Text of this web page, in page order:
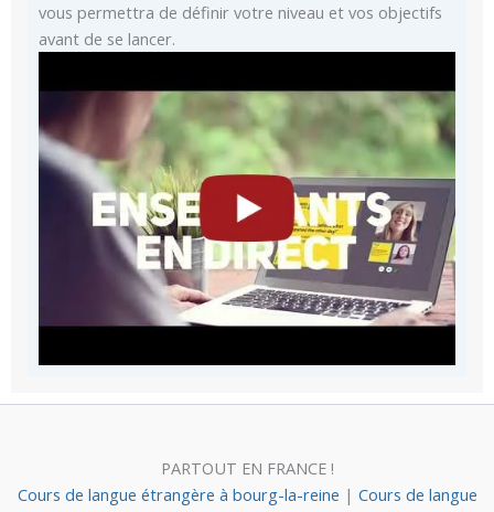
vous permettra de définir votre niveau et vos objectifs
avant de se lancer.
PARTOUT EN FRANCE !
Cours de langue étrangère à bourg-la-reine | Cours de langue